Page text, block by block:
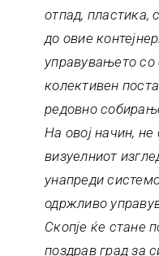
отпад, пластика,
до овие
управувањето
колективен
редовно
На овој начин,
визуелниот
унапреди
одржливо
Скопје ќе стане
поздрав град за